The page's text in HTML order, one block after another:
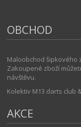
OBCHOD
Maloobchod šipkového
Zakoupené zboží
návštěvu.
Kolektiv M13 darts club
AKCE